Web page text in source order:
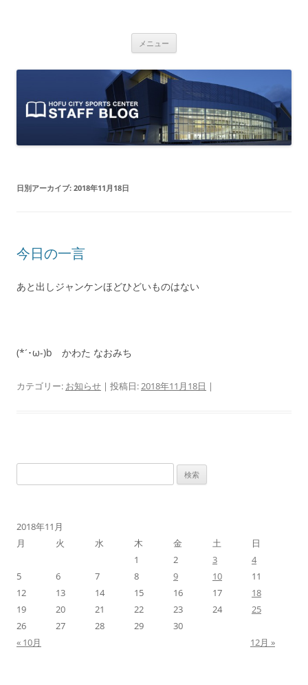
ログ
ャルブログです。
メニュー
ン
ツ
キ
ッ
プ
日別アーカイブ: 2018年11月18日
今日の一言
あと出しジャンケンほどひどいものはない
(*´･ω-)b かわた なおみち
カテゴリー: お知らせ | 投稿日:2018年11月18日 |
索:
2018年11月
月
火 水 木 金 土
日
1
2 3
4
5
6 7 8 9 10
11
12
13 14 15 16 17
18
19
20 21 22 23 24
25
26
27 28 29
30
« 10月
12月 »